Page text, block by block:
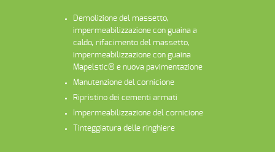
Demolizione del massetto,
impermeabilizzazione con guaina a
caldo, rifacimento del massetto,
impermeabilizzazione con guaina
Mapelstic® e nuova pavimentazione
Manutenzione del cornicione
Ripristino dei cementi armati
Impermeabilizzazione del cornicione
Tinteggiatura delle ringhiere